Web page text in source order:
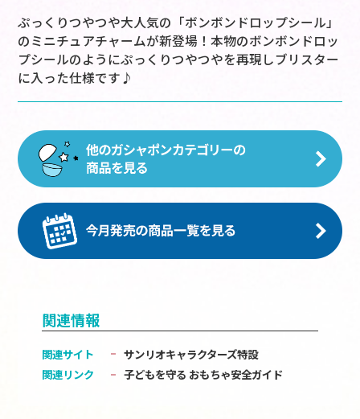
ぷっくりつやつや大人気の「ボンボンドロップシール」
のミニチュアチャームが新登場！本物のボンボンドロッ
プシールのようにぷっくりつやつやを再現しブリスター
に入った仕様です♪
関連情報
関連サイト
サンリオキャラクターズ特設
関連リンク
子どもを守る おもちゃ安全ガイド